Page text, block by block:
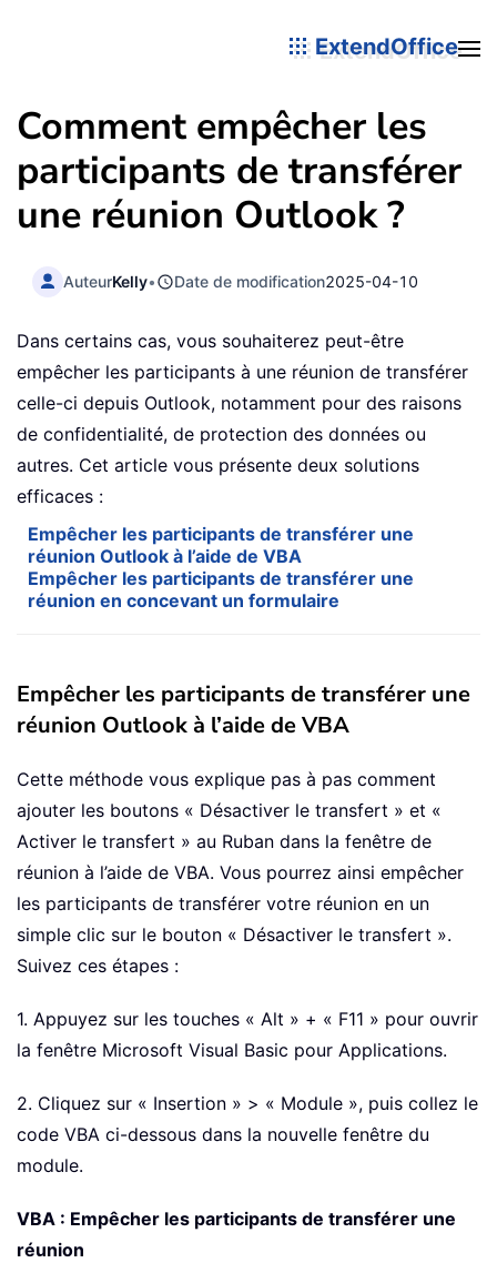
ExtendOffice
Comment empêcher les
participants de transférer
une réunion Outlook ?
AuteurKelly• Date de modification2025-04-10
Dans certains cas, vous souhaiterez peut-être
empêcher les participants à une réunion de transférer
celle-ci depuis Outlook, notamment pour des raisons
de confidentialité, de protection des données ou
autres. Cet article vous présente deux solutions
efficaces :
Empêcher les participants de transférer une
réunion Outlook à l’aide de VBA
Empêcher les participants de transférer une
réunion en concevant un formulaire
Empêcher les participants de transférer une
réunion Outlook à l’aide de VBA
Cette méthode vous explique pas à pas comment
ajouter les boutons « Désactiver le transfert » et «
Activer le transfert » au Ruban dans la fenêtre de
réunion à l’aide de VBA. Vous pourrez ainsi empêcher
les participants de transférer votre réunion en un
simple clic sur le bouton « Désactiver le transfert ».
Suivez ces étapes :
1. Appuyez sur les touches « Alt » + « F11 » pour ouvrir
la fenêtre Microsoft Visual Basic pour Applications.
2. Cliquez sur « Insertion » > « Module », puis collez le
code VBA ci-dessous dans la nouvelle fenêtre du
module.
VBA : Empêcher les participants de transférer une
réunion